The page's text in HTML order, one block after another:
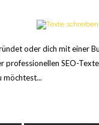
oder dich mit einer
SEO-
möchtest...